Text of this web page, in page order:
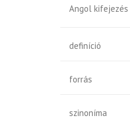
Angol kifejezés
definíció
forrás
szinoníma